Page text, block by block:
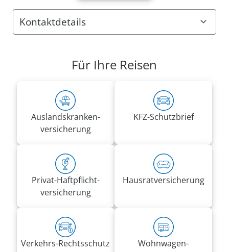
Kontaktdetails
Rufnummern:
0201 45091656
Fax 0800 2875329145
direktion.rheinland2@vrk.de
Für Ihre Reisen
Auslandskranken­
versicherung
KFZ-Schutzbrief
Privat-Haft­pflicht­
versicherung
Hausrat­versicherung
Verkehrs-Rechtsschutz
Wohnwagen­